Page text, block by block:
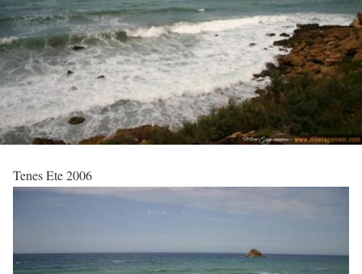
Tenes Ete 2006